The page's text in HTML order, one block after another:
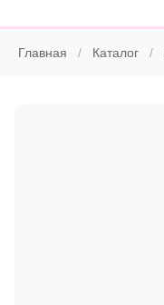
Главная / Каталог /